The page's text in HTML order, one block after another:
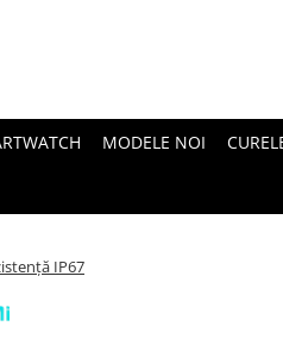
MODELE NOI
IP67